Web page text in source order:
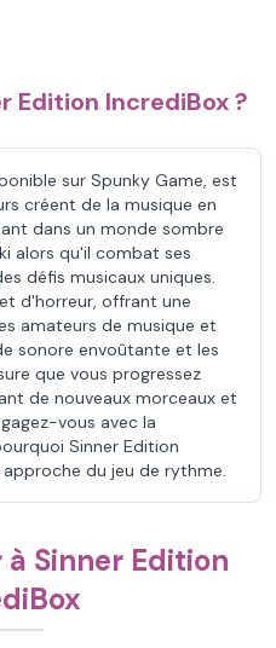
Edition IncrediBox ?
sur Spunky Game, est
créent de la musique en
dans un monde sombre
alors qu'il combat ses
défis musicaux uniques.
d'horreur, offrant une
amateurs de musique et
sonore envoûtante et les
que vous progressez
de nouveaux morceaux et
vous avec la
Sinner Edition
du jeu de rythme.
Sinner Edition